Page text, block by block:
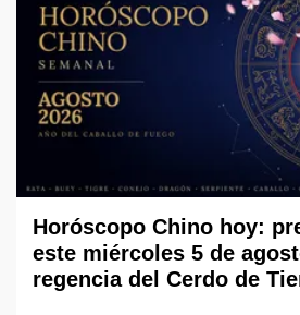
Horóscopo Chino hoy:
este miércoles 5 de
regencia del Cerdo de